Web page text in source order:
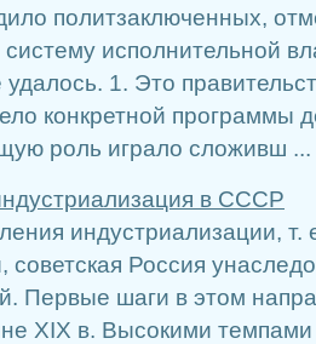
политзаключенных,
исполнительной
удалось. 1. Это
конкретной программы
роль играло сложивш ...
в СССР
индустриализации, т.
Россия
Первые шаги в этом
XIX в. Высокими